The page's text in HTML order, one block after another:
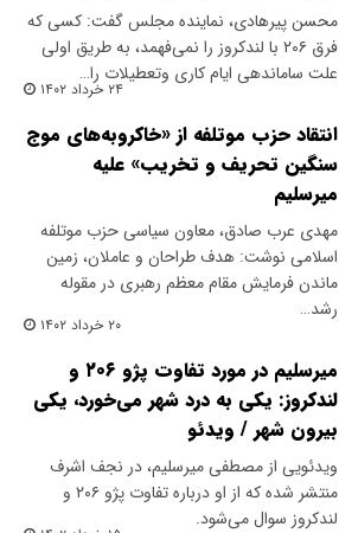
محسن پیرهادی، نماینده مجلس گفت: کسی که
فرق ۲۰۶ با لندکروز را نمی‌فهمد، به طریق اولی
علت ساماندهی ایام کاری وتعطیلات را…
۲۴ خرداد ۱۴۰۲
انتقاد حزب موتلفه از «خاکروبه‌های موج
سنگین تحریف و تخریب» علیه
میرسلیم
مهدی عرب صادق، معاون سیاسی حزب موتلفه
اسلامی نوشت: هدف طراحان و عاملان، زمین
ماندن فرمایش مقام معظم رهبری در مقوله
رشد…
۲۰ خرداد ۱۴۰۲
میرسلیم در مورد تفاوت پژو ۲۰۶ و
لندکروز: یکی به درد شهر می‌خورد، یکی
بیرون شهر / ویدئو
ویدئویی از مصطفی میرسلیم، در نجف اشرف
منتشر شده که از او درباره تفاوت پژو ۲۰۶ و
لندکروز سوال می‌شود.